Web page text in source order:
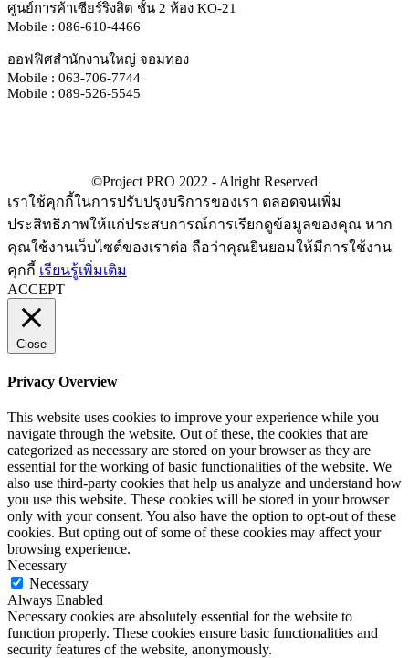
ศูนย์การค้าเซียร์ริงสิต ชั้น 2 ห้อง KO-21
Mobile : 086-610-4466
ออฟฟิศสำนักงานใหญ่ จอมทอง
Mobile : 063-706-7744
Mobile : 089-526-5545
เราใช้คุกกี้ในการปรับปรุงบริการของเรา ตลอดจนเพิ่ม
ประสิทธิภาพให้แก่ประสบการณ์การเรียกดูข้อมูลของคุณ หาก
คุณใช้งานเว็บไซต์ของเราต่อ ถือว่าคุณยินยอมให้มีการใช้งาน
คุกกี้ เรียนรู้เพิ่มเติม
ACCEPT
Close
Privacy Overview
This website uses cookies to improve your experience while you
navigate through the website. Out of these, the cookies that are
categorized as necessary are stored on your browser as they are
essential for the working of basic functionalities of the website. We
also use third-party cookies that help us analyze and understand how
you use this website. These cookies will be stored in your browser
only with your consent. You also have the option to opt-out of these
cookies. But opting out of some of these cookies may affect your
browsing experience.
Necessary
Necessary
Always Enabled
Necessary cookies are absolutely essential for the website to
function properly. These cookies ensure basic functionalities and
security features of the website, anonymously.